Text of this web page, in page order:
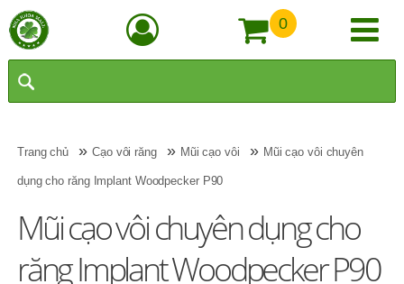
0
Trang chủ »Cạo vôi răng » Mũi cạo vôi » Mũi cạo vôi chuyên
dụng cho răng Implant Woodpecker P90
Mũi cạo vôi chuyên dụng cho
răng Implant Woodpecker P90